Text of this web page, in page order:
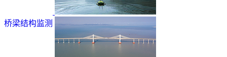
桥梁结构监测